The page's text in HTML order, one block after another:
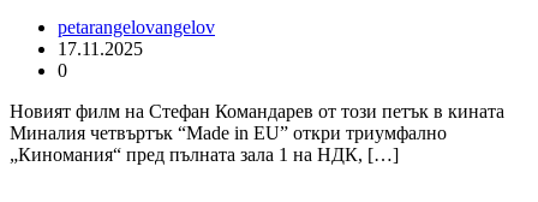
petarangelovangelov
17.11.2025
0
Новият филм на Стефан Командарев от този петък в кината
Миналия четвъртък “Made in EU” откри триумфално
„Киномания“ пред пълната зала 1 на НДК, […]